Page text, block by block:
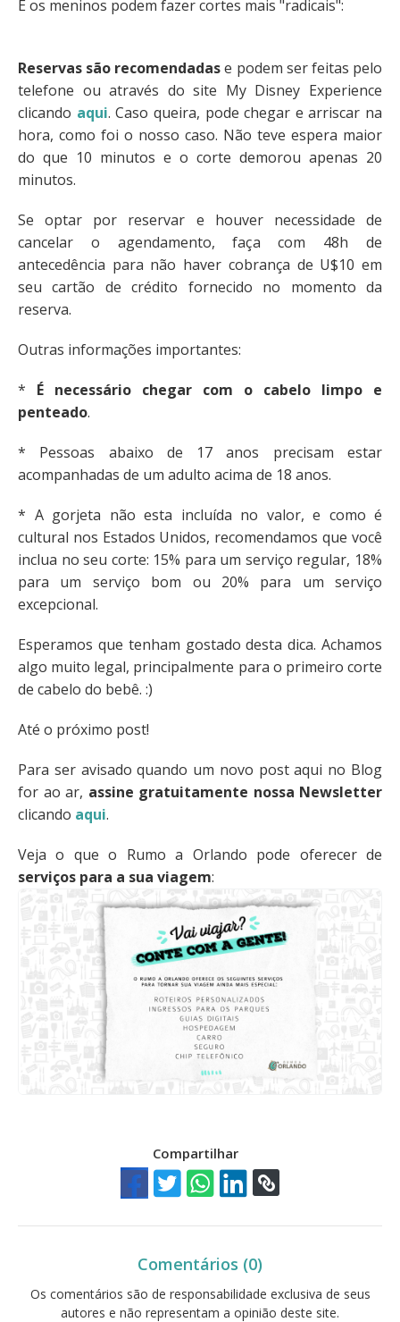
E os meninos podem fazer cortes mais "radicais":
Reservas são recomendadase podem ser feitas pelo
telefone ou através do site My Disney Experience
clicando aqui. Caso queira, pode chegar e arriscar na
hora, como foi o nosso caso. Não teve espera maior
do que 10 minutos e o corte demorou apenas 20
minutos.
Se optar por reservar e houver necessidade de
cancelar o agendamento, faça com 48h de
antecedência para não haver cobrança de U$10 em
seu cartão de crédito fornecido no momento da
reserva.
Outras informações importantes:
* É necessário chegar com o cabelo limpo e
penteado.
* Pessoas abaixo de 17 anos precisam estar
acompanhadas de um adulto acima de 18 anos.
* A gorjeta não esta incluída no valor, e como é
cultural nos Estados Unidos, recomendamos que você
inclua no seu corte: 15% para um serviço regular, 18%
para um serviço bom ou 20% para um serviço
excepcional.
Esperamos que tenham gostado desta dica. Achamos
algo muito legal, principalmente para o primeiro corte
de cabelo do bebê. :)
Até o próximo post!
Para ser avisado quando um novo post aqui no Blog
for ao ar, assine gratuitamente nossa Newsletter
clicando aqui.
Veja o que o Rumo a Orlando pode oferecer de
serviços para a sua viagem:
Compartilhar
Comentários (0)
Os comentários são de responsabilidade exclusiva de seus
autores e não representam a opinião deste site.